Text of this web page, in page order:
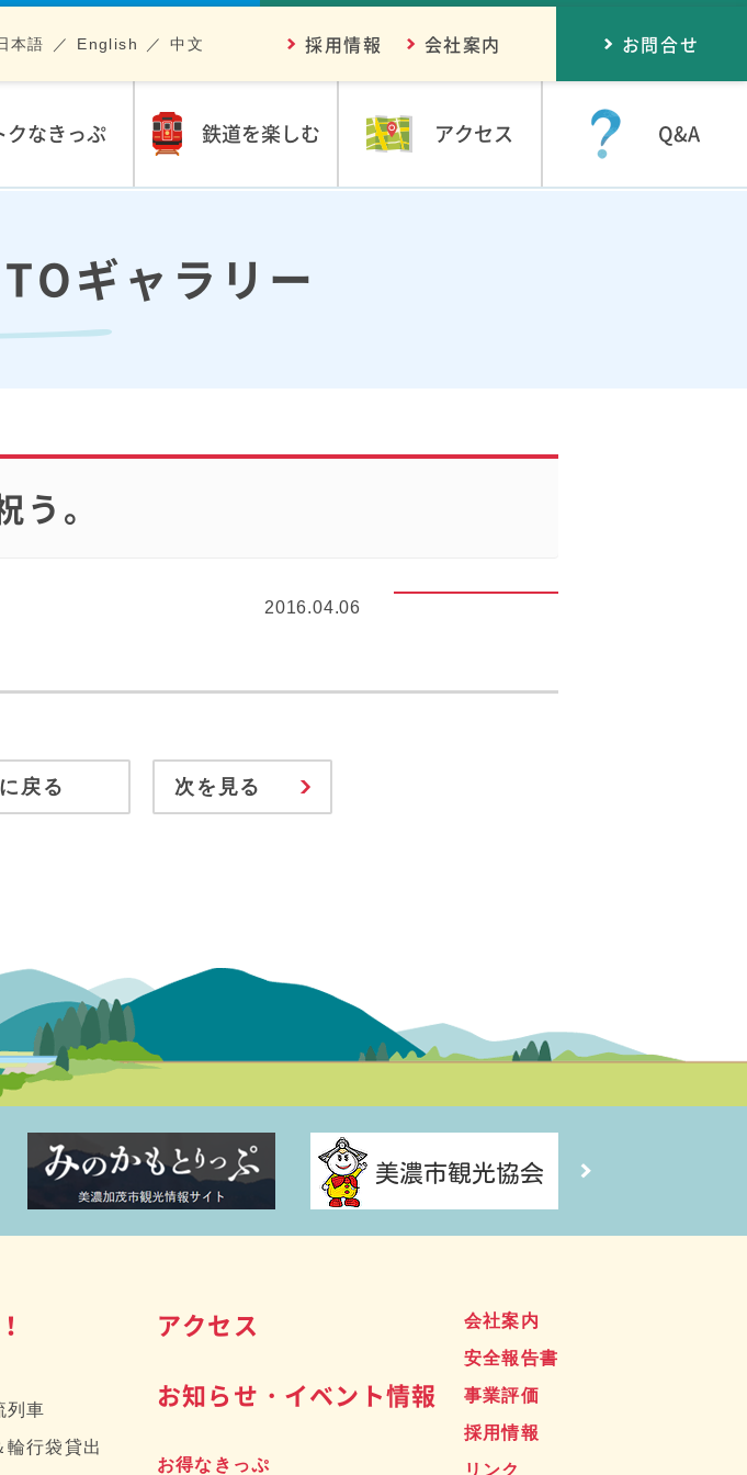
クなきっぷ 鉄道を楽しむ アクセス Q&A
採用情報 会社案内
本語 English 中文 お問合せ
ギャラリー
。
2016.04.06
戻る 次を見る
列車
輪行袋貸出
アクセス
お知らせ・イベント情報
お得なきっぷ
会社案内
安全報告書
事業評価
採用情報
リンク